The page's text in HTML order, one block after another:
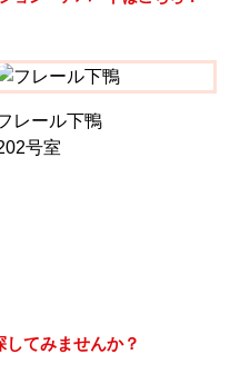
レール下鴨
号室
てみませんか？